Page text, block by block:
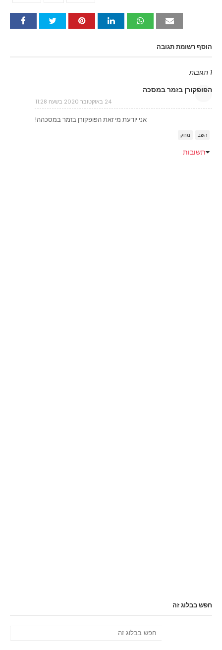
הוסף רשומת תגובה
1 תגובות
הפופקורן בזמר במסכה
24 באוקטובר 2020 בשעה 11:28
אני יודעת מי זאת הפופקורן בזמר במסכהה!
השב מחק
תשובות
חפש בבלוג זה